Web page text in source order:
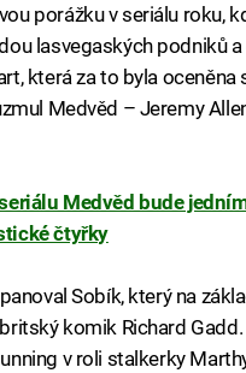
porážku v seriálu roku,
lasvegaských podniků
která za to byla
Medvěd – Jeremy
Medvěd bude
čtyřky
Sobík, který na
komik Richard
v roli stalkerky